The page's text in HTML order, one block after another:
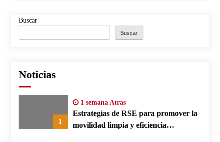
Buscar
Buscar
Noticias
1
1 semana Atras
Estrategias de RSE para promover la
movilidad limpia y eficiencia